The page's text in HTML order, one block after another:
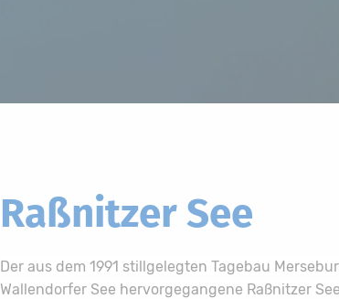
Raßnitzer See
Der aus dem 1991 stillgelegten Tagebau
Wallendorfer See hervorgegangene Raßnitzer See